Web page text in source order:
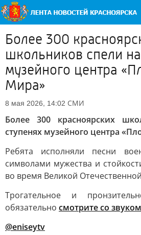
Более 300
школьников спели
музейного центра
Мира»
8 мая 2026, 14:02 СМИ
Более 300 красноярских
ступенях музейного центра
Ребята исполняли песни
символами мужества и
во время Великой
Трогательное и
обязательно смотрите со звуком
@eniseytv